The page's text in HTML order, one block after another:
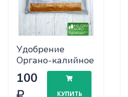
Удобрение
Органо-калийное
ОСЕНЬ 1кг
ДанилаМастер
х10
100
КУПИТЬ